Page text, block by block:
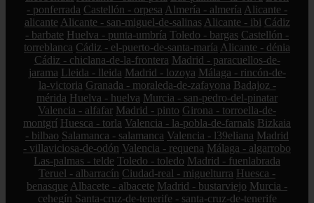
- ponferrada Castellón - orpesa Almería - almería Alicante -
alicante Alicante - san-miguel-de-salinas Alicante - ibi Cádiz
- barbate Huelva - punta-umbría Toledo - bargas Castellón -
torreblanca Cádiz - el-puerto-de-santa-maría Alicante - dénia
Cádiz - chiclana-de-la-frontera Madrid - paracuellos-de-
jarama Lleida - lleida Madrid - lozoya Málaga - rincón-de-
la-victoria Granada - moraleda-de-zafayona Badajoz -
mérida Huelva - huelva Murcia - san-pedro-del-pinatar
Valencia - alfafar Madrid - pinto Girona - torroella-de-
montgrí Huesca - torla Valencia - la-pobla-de-farnals Bizkaia
- bilbao Salamanca - salamanca Valencia - l39eliana Madrid
- villaviciosa-de-odón Valencia - requena Málaga - algarrobo
Las-palmas - telde Toledo - toledo Madrid - fuenlabrada
Teruel - albarracín Ciudad-real - miguelturra Huesca -
benasque Albacete - albacete Madrid - bustarviejo Murcia -
cehegín Santa-cruz-de-tenerife - santa-cruz-de-tenerife